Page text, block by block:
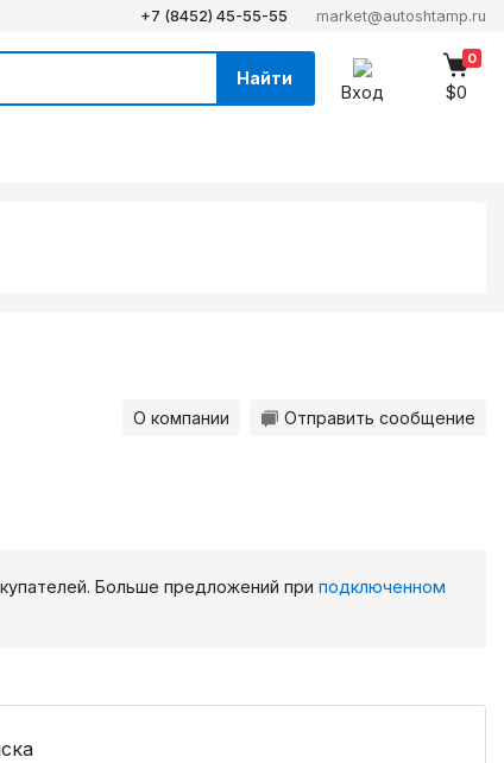
+7 (8452) 45-55-55 market@autoshtamp.ru
Найти
Вход
0
$0
О компании Отправить сообщение
Больше предложений при подключенном